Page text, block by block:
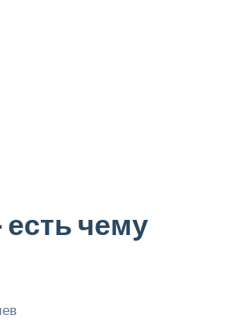
есть чему